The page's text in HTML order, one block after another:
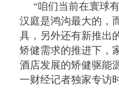
“咱们当前在寰球
汉庭是鸿沟最大的，
具，另外还有新推出
矫健需求的推进下，
酒店发展的矫健驱能
一财经记者独家专访